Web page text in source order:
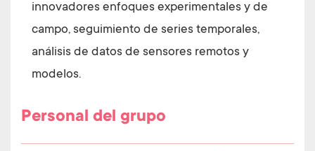
innovadores enfoques experimentales y de
campo, seguimiento de series temporales,
análisis de datos de sensores remotos y
modelos.
Personal del grupo